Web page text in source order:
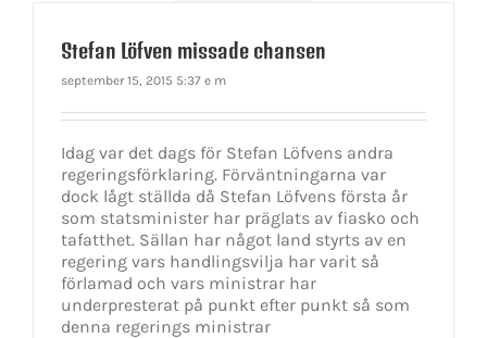
Stefan Löfven missade chansen
september 15, 2015 5:37 e m
Idag var det dags för Stefan Löfvens andra
regeringsförklaring. Förväntningarna var
dock lågt ställda då Stefan Löfvens första år
som statsminister har präglats av fiasko och
tafatthet. Sällan har något land styrts av en
regering vars handlingsvilja har varit så
förlamad och vars ministrar har
underpresterat på punkt efter punkt så som
denna regerings ministrar